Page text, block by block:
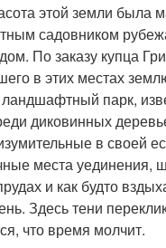
этой земли была
садовником
По заказу купца
в этих местах
ландшафтный парк,
диковинных
в своей
места уединения,
и как будто
Здесь тени
что время молчит.